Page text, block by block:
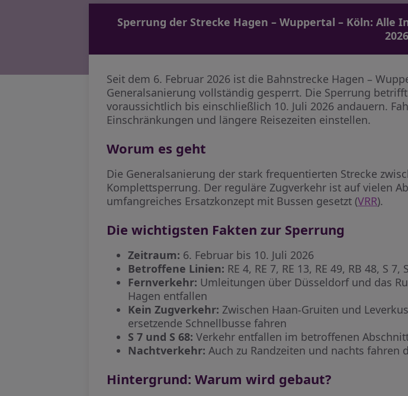
Sperrung der Strecke Hagen – Wuppertal – Köln:
Seit dem 6. Februar 2026 ist die Bahnstrecke Hagen –
Generalsanierung vollständig gesperrt. Die Sperrung
voraussichtlich bis einschließlich 10. Juli 2026 andauern.
Einschränkungen und längere Reisezeiten einstellen.
Worum es geht
Die Generalsanierung der stark frequentierten Strecke
Komplettsperrung. Der reguläre Zugverkehr ist auf vielen
umfangreiches Ersatzkonzept mit Bussen gesetzt (VRR).
Die wichtigsten Fakten zur Sperrung
Zeitraum: 6. Februar bis 10. Juli 2026
Betroffene Linien: RE 4, RE 7, RE 13, RE 49, RB 48, S
Fernverkehr: Umleitungen über Düsseldorf und das
Hagen entfallen
Kein Zugverkehr: Zwischen Haan-Gruiten und
ersetzende Schnellbusse fahren
S 7 und S 68: Verkehr entfallen im betroffenen
Nachtverkehr: Auch zu Randzeiten und nachts fahren
Hintergrund: Warum wird gebaut?